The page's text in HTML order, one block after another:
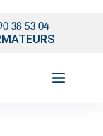
38 53 04